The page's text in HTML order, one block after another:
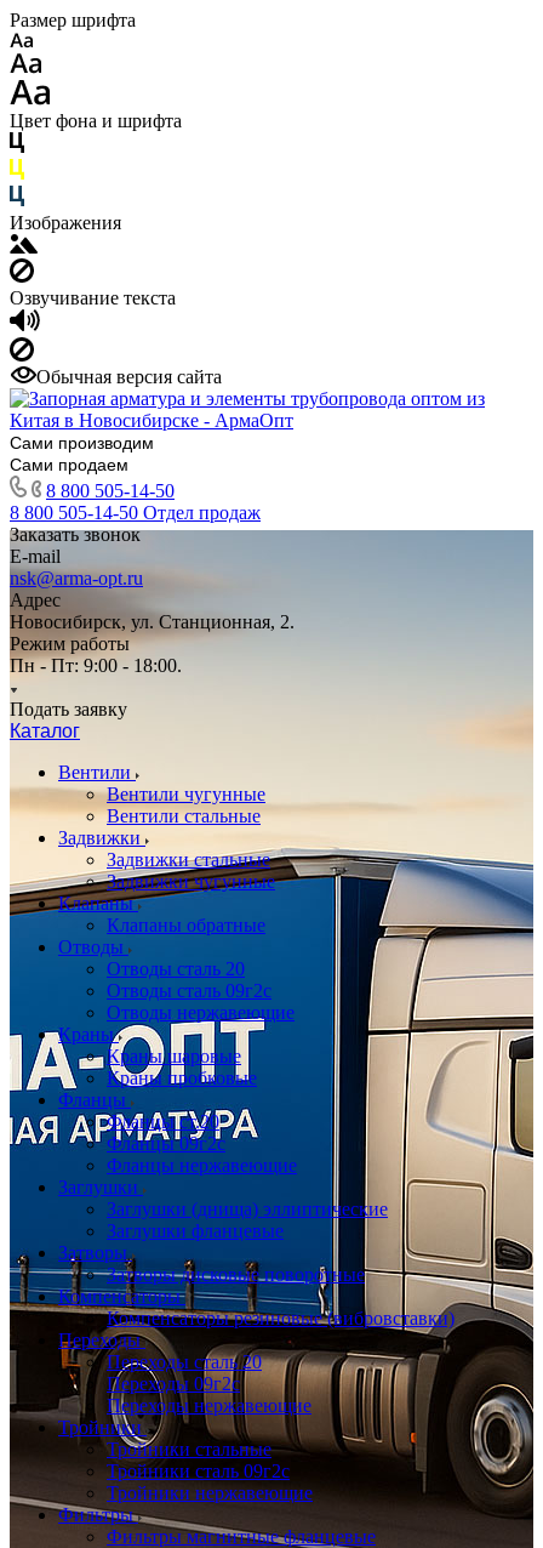
Размер шрифта
Цвет фона и шрифта
Изображения
Озвучивание текста
Обычная версия сайта
Сами производим
Сами продаем
8 800 505-14-50
8 800 505-14-50 Отдел продаж
Заказать звонок
E-mail
nsk@arma-opt.ru
Адрес
Новосибирск, ул. Станционная, 2.
Режим работы
Пн - Пт: 9:00 - 18:00.
Подать заявку
Каталог
Вентили
Вентили чугунные
Вентили стальные
Задвижки
Задвижки стальные
Задвижки чугунные
Клапаны
Клапаны обратные
Отводы
Отводы сталь 20
Отводы сталь 09г2с
Отводы нержавеющие
Краны
Краны шаровые
Краны пробковые
Фланцы
Фланцы ст.20
Фланцы 09г2с
Фланцы нержавеющие
Заглушки
Заглушки (днища) эллиптические
Заглушки фланцевые
Затворы
Затворы дисковые поворотные
Компенсаторы
Компенсаторы резиновые (вибровставки)
Переходы
Переходы сталь 20
Переходы 09г2с
Переходы нержавеющие
Тройники
Тройники стальные
Тройники сталь 09г2с
Тройники нержавеющие
Фильтры
Фильтры магнитные фланцевые